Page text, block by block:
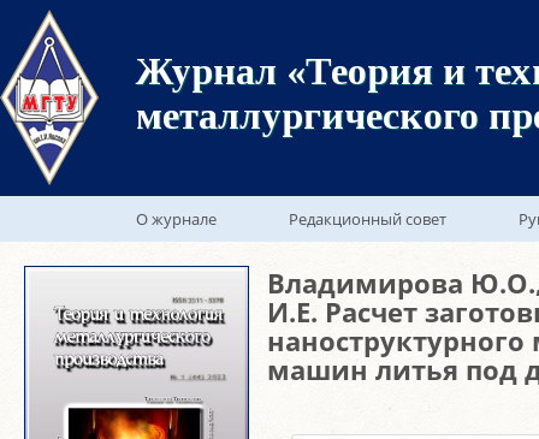
Журнал «Теория и
металлургического
О журнале Редакционный совет
Владимирова
И.Е. Расчет
машин литья под